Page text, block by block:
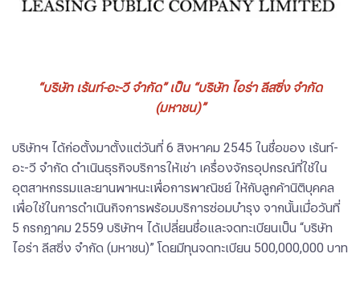
“บริษัท เร้นท์-อะ-วี จำกัด” เป็น “บริษัท ไอร่า ลีสซิ่ง จำกัด
(มหาชน)”
บริษัทฯ ได้ก่อตั้งมาตั้งแต่วันที่ 6 สิงหาคม 2545 ในชื่อของ เร้นท์-
อะ-วี จำกัด ดำเนินธุรกิจบริการให้เช่า เครื่องจักรอุปกรณ์ที่ใช้ใน
อุตสาหกรรมและยานพาหนะเพื่อการพาณิชย์ ให้กับลูกค้านิติบุคคล
เพื่อใช้ในการดำเนินกิจการพร้อมบริการซ่อมบำรุง จากนั้นเมื่อวันที่
5 กรกฎาคม 2559 บริษัทฯ ได้เปลี่ยนชื่อและจดทะเบียนเป็น “บริษัท
ไอร่า ลีสซิ่ง จำกัด (มหาชน)” โดยมีทุนจดทะเบียน 500,000,000 บาท